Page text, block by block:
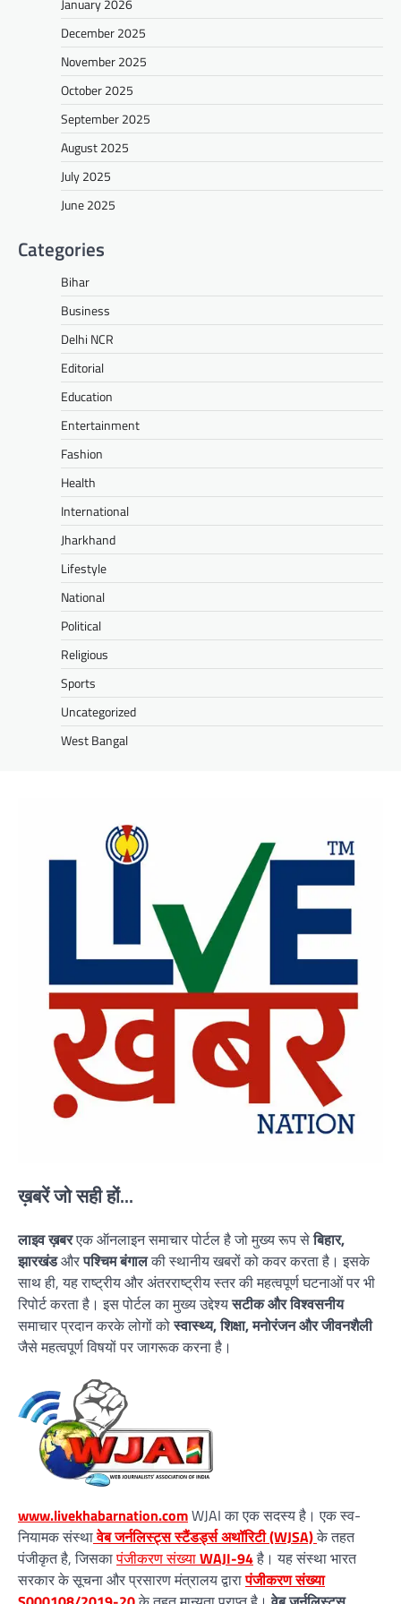
January 2026
December 2025
November 2025
October 2025
September 2025
August 2025
July 2025
June 2025
Categories
Bihar
Business
Delhi NCR
Editorial
Education
Entertainment
Fashion
Health
International
Jharkhand
Lifestyle
National
Political
Religious
Sports
Uncategorized
West Bangal
ख़बरें जो सही हों...
लाइव ख़बरएक ऑनलाइन समाचार पोर्टल है जो मुख्य रूप सेबिहार,
झारखंडऔरपश्चिम बंगालकी स्थानीय खबरों को कवर करता है। इसके
साथ ही, यह राष्ट्रीय और अंतरराष्ट्रीय स्तर की महत्वपूर्ण घटनाओं पर भी
रिपोर्ट करता है। इस पोर्टल का मुख्य उद्देश्यसटीक और विश्वसनीय
समाचार प्रदान करके लोगों कोस्वास्थ्य, शिक्षा, मनोरंजन और जीवनशैली
जैसे महत्वपूर्ण विषयों पर जागरूक करना है।
www.livekhabarnation.comWJAI का एक सदस्य है। एक स्व-
नियामक संस्थावेब जर्नलिस्ट्स स्टैंडर्ड्स अथॉरिटी (WJSA)के तहत
पंजीकृत है, जिसकापंजीकरण संख्याWAJI-94है। यह संस्था भारत
सरकार के सूचना और प्रसारण मंत्रालय द्वारापंजीकरण संख्या